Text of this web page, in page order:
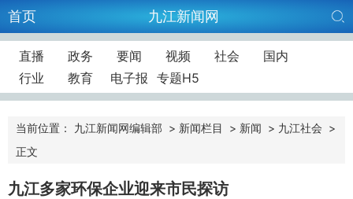
首页 九江新闻网
直播 政务 要闻 视频 社会
国内
行业
教育 电子报 专题H5
当前位置： 九江新闻网编辑部 > 新闻栏目 > 新闻 > 九江社会 >
正文
九江多家环保企业迎来市民探访